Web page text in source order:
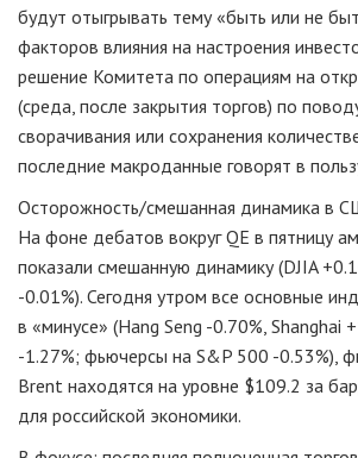
будут отыгрывать тему «быть или не
факторов влияния на настроения
решение Комитета по операциям на
(среда, после закрытия торгов) по
сворачивания или сохранения
последние макроданные говорят в
Осторожность/смешанная динамика в
На фоне дебатов вокруг QE в пятницу
показали смешанную динамику (DJIA
-0.01%). Сегодня утром все основные
в «минусе» (Hang Seng -0.70%, Shanghai
-1.27%; фьючерсы на S&P 500 -0.53%),
Brent находятся на уровне $109.2 за
для российской экономики.